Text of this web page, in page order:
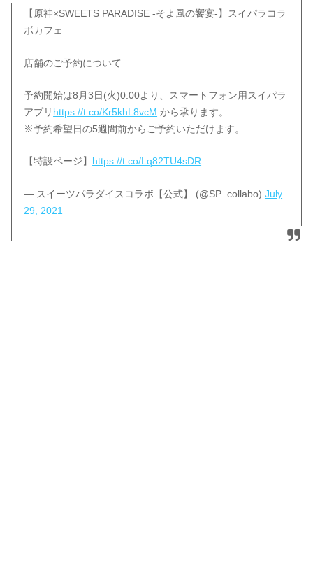
【原神×SWEETS PARADISE -そよ風の饗宴-】スイパラコラ
ボカフェ
店舗のご予約について
予約開始は8月3日(火)0:00より、スマートフォン用スイパラ
アプリ https://t.co/Kr5khL8vcM から承ります。
※予約希望日の5週間前からご予約いただけます。
【特設ページ】 https://t.co/Lq82TU4sDR
— スイーツパラダイスコラボ【公式】 (@SP_collabo)July
29, 2021